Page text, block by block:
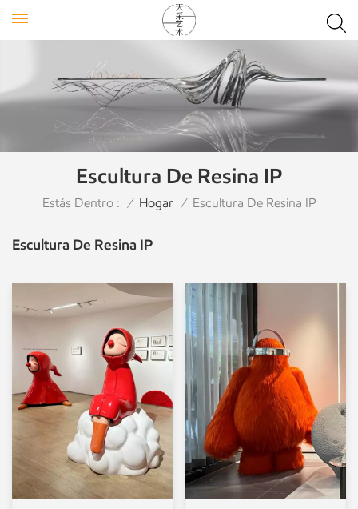
Escultura De Resina IP
Estás Dentro : / Hogar / Escultura De Resina IP
Escultura De Resina IP